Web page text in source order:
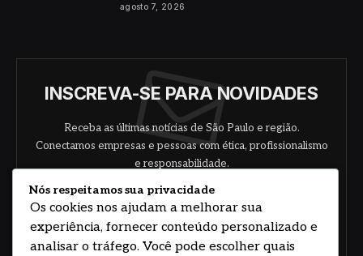
agosto 7, 2026
INSCREVA-SE PARA NOVIDADES
Receba as últimas notícias de São Paulo e região.
Conectamos empresas e pessoas com ética, profissionalismo
e responsabilidade.
Nós respeitamos sua privacidade
Os cookies nos ajudam a melhorar sua
experiência, fornecer conteúdo personalizado e
analisar o tráfego. Você pode escolher quais